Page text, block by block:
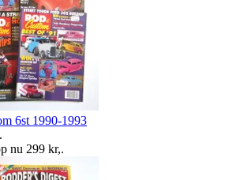
6st 1990-1993
.
nu 299 kr,.